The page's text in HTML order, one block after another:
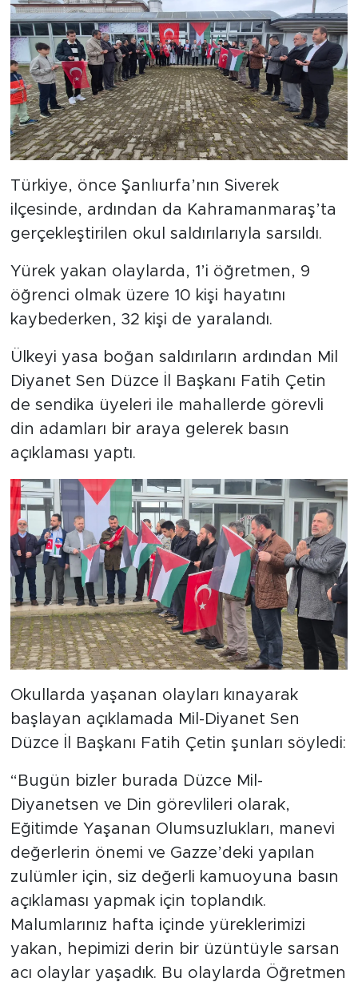
Türkiye, önce Şanlıurfa’nın Siverek
ilçesinde, ardından da Kahramanmaraş’ta
gerçekleştirilen okul saldırılarıyla sarsıldı.
Yürek yakan olaylarda, 1’i öğretmen, 9
öğrenci olmak üzere 10 kişi hayatını
kaybederken, 32 kişi de yaralandı.
Ülkeyi yasa boğan saldırıların ardından Mil
Diyanet Sen Düzce İl Başkanı Fatih Çetin
de sendika üyeleri ile mahallerde görevli
din adamları bir araya gelerek basın
açıklaması yaptı.
Okullarda yaşanan olayları kınayarak
başlayan açıklamada Mil-Diyanet Sen
Düzce İl Başkanı Fatih Çetin şunları söyledi:
“Bugün bizler burada Düzce Mil-
Diyanetsen ve Din görevlileri olarak,
Eğitimde Yaşanan Olumsuzlukları, manevi
değerlerin önemi ve Gazze’deki yapılan
zulümler için, siz değerli kamuoyuna basın
açıklaması yapmak için toplandık.
Malumlarınız hafta içinde yüreklerimizi
yakan, hepimizi derin bir üzüntüyle sarsan
acı olaylar yaşadık. Bu olaylarda Öğretmen